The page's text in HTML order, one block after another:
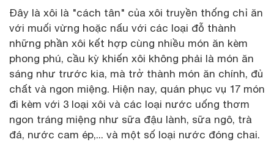
Đây là xôi là "cách tân" của xôi truyền thống chỉ ăn
với muối vừng hoặc nấu với các loại đỗ thành
những phần xôi kết hợp cùng nhiều món ăn kèm
phong phú, cầu kỳ khiến xôi không phải là món ăn
sáng như trước kia, mà trở thành món ăn chính, đủ
chất và ngon miệng. Hiện nay, quán phục vụ 17 món
đi kèm với 3 loại xôi và các loại nước uống thơm
ngon tráng miệng như sữa đậu lành, sữa ngô, trà
đá, nước cam ép,... và một số loại nước đóng chai.